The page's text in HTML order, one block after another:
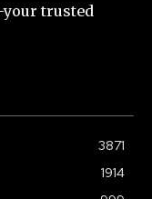
trusted
3871
1914